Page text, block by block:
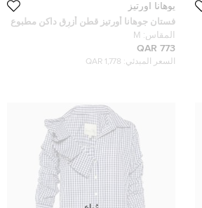
يوهانا اورتيز
فستان جوهانا أورتيز قطن أزرق داكن مطبوع
بدون حمالات بتفاصيل ربطة أورليا ديل مار
ماكسي مقاس متوسط (ميديوم)
المقاس: M
773 QAR
السعر المبدئي: 1,778 QAR